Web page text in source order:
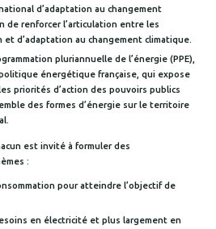
d’adaptation au changement
de renforcer l’articulation entre les
d’adaptation au changement climatique.
pluriannuelle de l’énergie (PPE),
énergétique française, qui expose
priorités d’action des pouvoirs publics
des formes d’énergie sur le territoire
est invité à formuler des
:
pour atteindre l’objectif de
en électricité et plus largement en